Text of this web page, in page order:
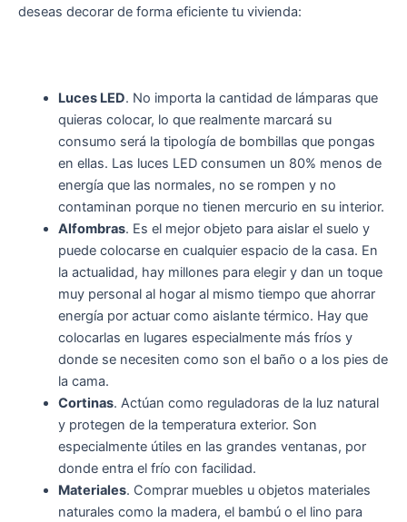
deseas decorar de forma eficiente tu vivienda:
Luces LED. No importa la cantidad de lámparas que
quieras colocar, lo que realmente marcará su
consumo será la tipología de bombillas que pongas
en ellas. Las luces LED consumen un 80% menos de
energía que las normales, no se rompen y no
contaminan porque no tienen mercurio en su interior.
Alfombras. Es el mejor objeto para aislar el suelo y
puede colocarse en cualquier espacio de la casa. En
la actualidad, hay millones para elegir y dan un toque
muy personal al hogar al mismo tiempo que ahorrar
energía por actuar como aislante térmico. Hay que
colocarlas en lugares especialmente más fríos y
donde se necesiten como son el baño o a los pies de
la cama.
Cortinas. Actúan como reguladoras de la luz natural
y protegen de la temperatura exterior. Son
especialmente útiles en las grandes ventanas, por
donde entra el frío con facilidad.
Materiales. Comprar muebles u objetos materiales
naturales como la madera, el bambú o el lino para